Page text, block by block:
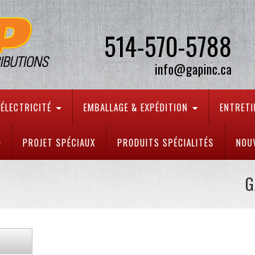
514-570-5788
info@gapinc.ca
ÉLECTRICITÉ EMBALLAGE & EXPÉDITION
PROJET SPÉCIAUX PRODUITS SPÉCIALITÉS